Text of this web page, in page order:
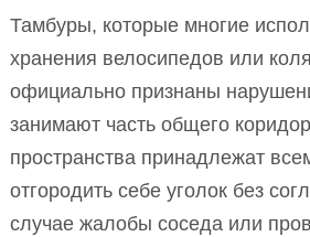
Тамбуры, которые многие
хранения велосипедов или
официально признаны
занимают часть общего
пространства принадлежат
отгородить себе уголок без
случае жалобы соседа или